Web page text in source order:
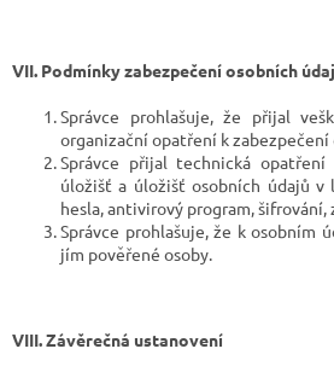
VII. Podmínky zabezpečení osobních
Správce prohlašuje, že přijal
organizační opatření k zabezpečení
Správce přijal technická opatření
úložišť a úložišť osobních údajů v
hesla, antivirový program, šifrování,
Správce prohlašuje, že k osobním
jím pověřené osoby.
VIII.Závěrečná ustanovení